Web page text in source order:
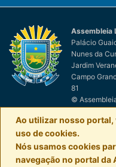
Assembleia
Palácio
Nunes da
Jardim
Campo
81
©
0800-111-1100
Ao utilizar nosso portal,
uso de cookies.
Nós usamos cookies
navegação no portal da